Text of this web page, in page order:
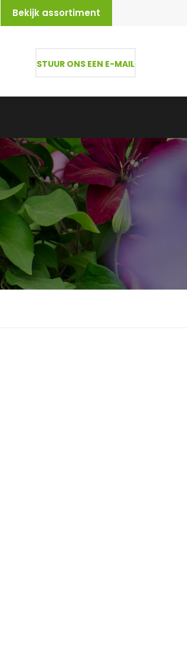
Bekijk assortiment
STUUR ONS EEN E-MAIL